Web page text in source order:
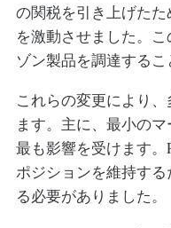
の関税を引き上げた
を激動させました。
ゾン製品を調達するこ
これらの変更により
ます。主に、最小の
最も影響を受けます。
ポジションを維持す
る必要がありました。